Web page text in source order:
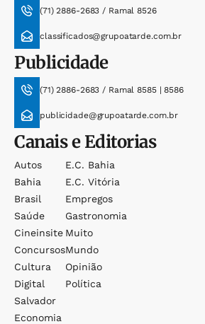
(71) 2886-2683 / Ramal 8526
classificados@grupoatarde.com.br
Publicidade
(71) 2886-2683 / Ramal 8585 | 8586
publicidade@grupoatarde.com.br
Canais e Editorias
Autos
Bahia
Brasil
Saúde
Cineinsite
Concursos
Cultura
Digital
Salvador
Economia
E.c. Bahia
E.c. Vitória
Empregos
Gastronomia
Muito
Mundo
Opinião
Política